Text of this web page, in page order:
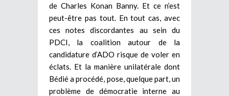
de Charles Konan Banny. Et ce n’est
peut-être pas tout. En tout cas, avec
ces notes discordantes au sein du
PDCI, la coalition autour de la
candidature d’ADO risque de voler en
éclats. Et la manière unilatérale dont
Bédié a procédé, pose, quelque part, un
problème de démocratie interne au